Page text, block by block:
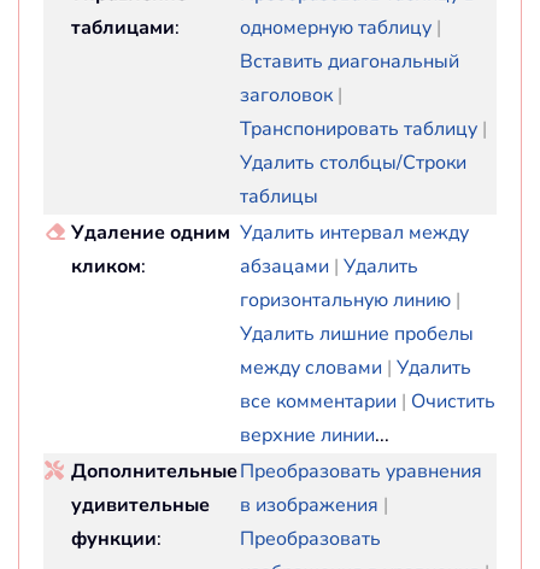
таблицами:
одномерную таблицу |
Вставить диагональный
заголовок |
Транспонировать таблицу |
Удалить столбцы/Строки
таблицы
Удаление одним
кликом:
Удалить интервал между
абзацами | Удалить
горизонтальную линию |
Удалить лишние пробелы
между словами | Удалить
все комментарии | Очистить
верхние линии...
Дополнительные
удивительные
функции:
Преобразовать уравнения
в изображения |
Преобразовать